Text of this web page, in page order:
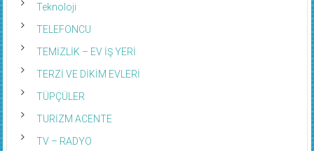
Teknoloji
TELEFONCU
TEMİZLİK – EV İŞ YERİ
TERZİ VE DİKİM EVLERİ
TÜPÇÜLER
TURİZM ACENTE
TV – RADYO